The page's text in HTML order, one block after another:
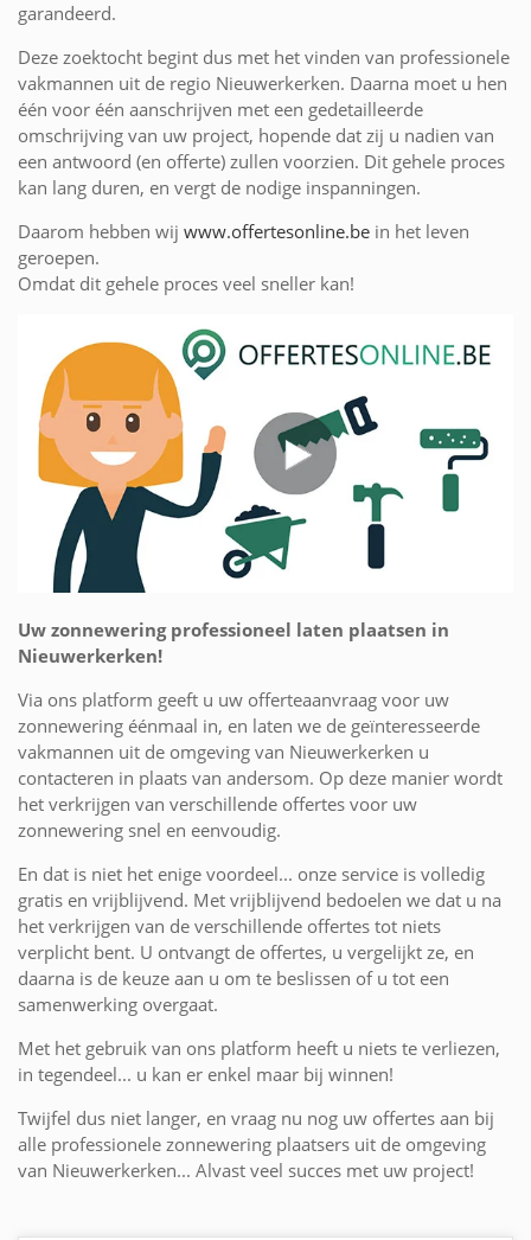
garandeerd.
Deze zoektocht begint dus met het vinden van professionele
vakmannen uit de regio Nieuwerkerken. Daarna moet u hen
één voor één aanschrijven met een gedetailleerde
omschrijving van uw project, hopende dat zij u nadien van
een antwoord (en offerte) zullen voorzien. Dit gehele proces
kan lang duren, en vergt de nodige inspanningen.
Daarom hebben wij www.offertesonline.be in het leven
geroepen.
Omdat dit gehele proces veel sneller kan!
Uw zonnewering professioneel laten plaatsen in
Nieuwerkerken!
Via ons platform geeft u uw offerteaanvraag voor uw
zonnewering éénmaal in, en laten we de geïnteresseerde
vakmannen uit de omgeving van Nieuwerkerken u
contacteren in plaats van andersom. Op deze manier wordt
het verkrijgen van verschillende offertes voor uw
zonnewering snel en eenvoudig.
En dat is niet het enige voordeel... onze service is volledig
gratis en vrijblijvend. Met vrijblijvend bedoelen we dat u na
het verkrijgen van de verschillende offertes tot niets
verplicht bent. U ontvangt de offertes, u vergelijkt ze, en
daarna is de keuze aan u om te beslissen of u tot een
samenwerking overgaat.
Met het gebruik van ons platform heeft u niets te verliezen,
in tegendeel... u kan er enkel maar bij winnen!
Twijfel dus niet langer, en vraag nu nog uw offertes aan bij
alle professionele zonnewering plaatsers uit de omgeving
van Nieuwerkerken... Alvast veel succes met uw project!